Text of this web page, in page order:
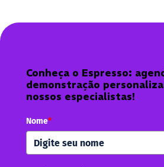
Conheça o Espresso:
demonstração
nossos especialistas!
Nome*